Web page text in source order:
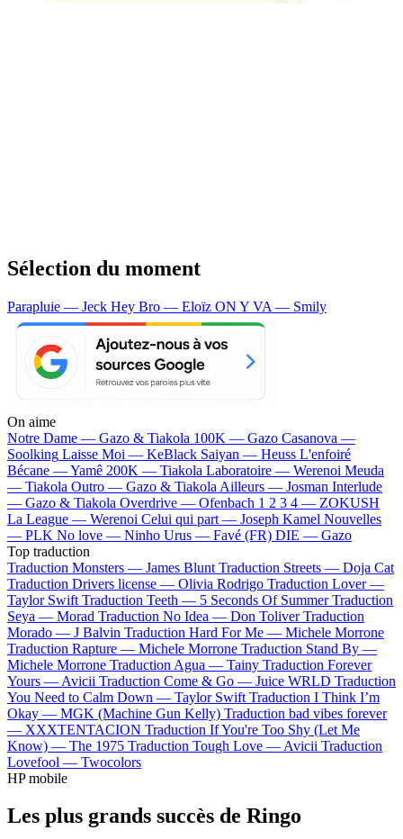
Sélection du moment
Parapluie — Jeck Hey Bro — Eloïz ON Y VA — Smily
On aime
Notre Dame — Gazo & Tiakola 100K — Gazo Casanova —
Soolking Laisse Moi — KeBlack Saiyan — Heuss L'enfoiré
Bécane —Yamê 200K — Tiakola Laboratoire — Werenoi Meuda
— Tiakola Outro — Gazo & Tiakola Ailleurs — Josman Interlude
— Gazo & Tiakola Overdrive — Ofenbach 1 2 3 4 — ZOKUSH
La League — Werenoi Celui qui part — Joseph Kamel Nouvelles
— PLK No love — Ninho Urus — Favé (FR) DIE — Gazo
Top traduction
Traduction Monsters — James Blunt Traduction Streets — Doja Cat
Traduction Drivers license — Olivia Rodrigo Traduction Lover —
Taylor Swift Traduction Teeth — 5 Seconds Of Summer Traduction
Seya — Morad Traduction No Idea — Don Toliver Traduction
Morado — J Balvin Traduction Hard For Me — Michele Morrone
Traduction Rapture — Michele Morrone Traduction Stand By —
Michele Morrone Traduction Agua — Tainy Traduction Forever
Yours — Avicii Traduction Come & Go — Juice WRLD Traduction
You Need to Calm Down — Taylor Swift Traduction I Think I’m
Okay — MGK (Machine Gun Kelly) Traduction bad vibes forever
— XXXTENTACION Traduction If You're Too Shy (Let Me
Know) — The 1975 Traduction Tough Love — Avicii Traduction
Lovefool — Twocolors
HP mobile
Les plus grands succès de Ringo